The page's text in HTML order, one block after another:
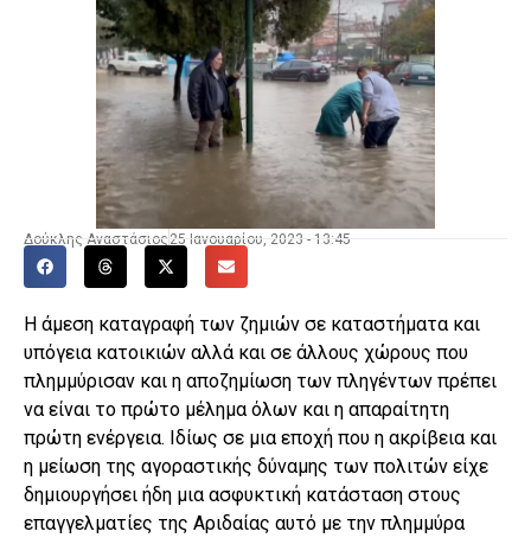
Δούκλης Αναστάσιος 25 Ιανουαρίου, 2023 - 13:45
Η άμεση καταγραφή των ζημιών σε καταστήματα και
υπόγεια κατοικιών αλλά και σε άλλους χώρους που
πλημμύρισαν και η αποζημίωση των πληγέντων πρέπει
να είναι το πρώτο μέλημα όλων και η απαραίτητη
πρώτη ενέργεια. Ιδίως σε μια εποχή που η ακρίβεια και
η μείωση της αγοραστικής δύναμης των πολιτών είχε
δημιουργήσει ήδη μια ασφυκτική κατάσταση στους
επαγγελματίες της Αριδαίας αυτό με την πλημμύρα